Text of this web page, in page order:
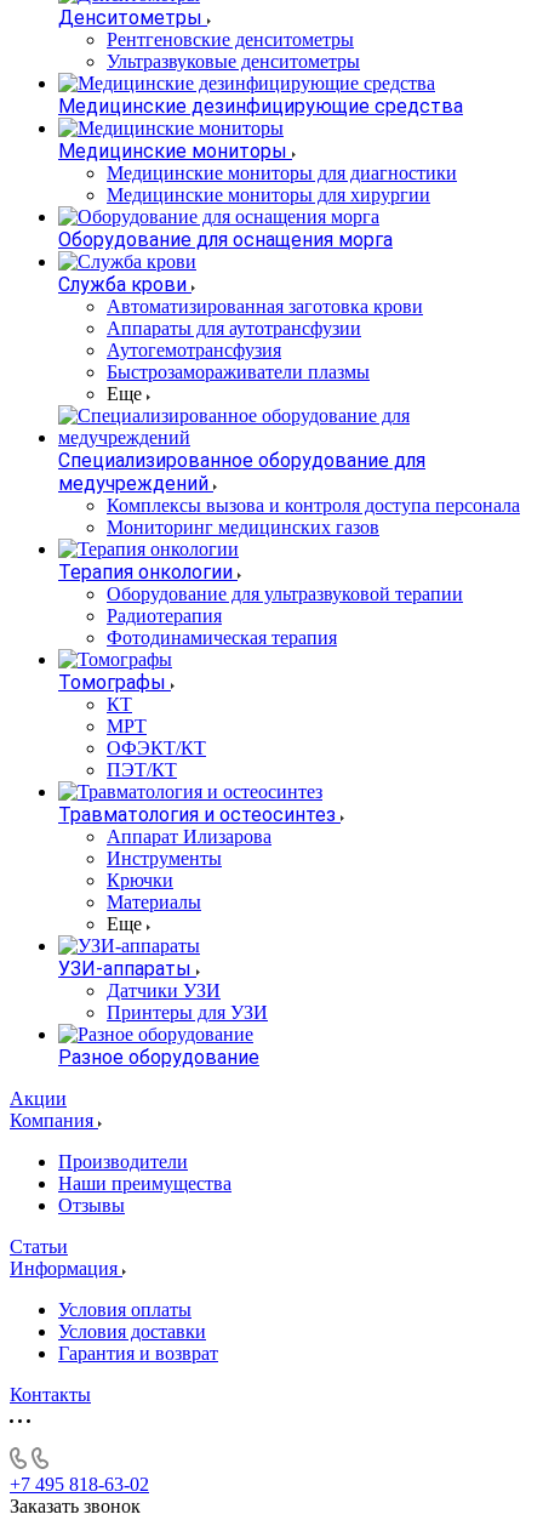
Денситометры
Рентгеновские денситометры
Ультразвуковые денситометры
Медицинские дезинфицирующие средства
Медицинские мониторы
Медицинские мониторы для диагностики
Медицинские мониторы для хирургии
Оборудование для оснащения морга
Служба крови
Автоматизированная заготовка крови
Аппараты для аутотрансфузии
Аутогемотрансфузия
Быстрозамораживатели плазмы
Еще
Специализированное оборудование для
медучреждений
Комплексы вызова и контроля доступа персонала
Мониторинг медицинских газов
Терапия онкологии
Оборудование для ультразвуковой терапии
Радиотерапия
Фотодинамическая терапия
Томографы
КТ
МРТ
ОФЭКТ/КТ
ПЭТ/КТ
Травматология и остеосинтез
Аппарат Илизарова
Инструменты
Крючки
Материалы
Еще
УЗИ-аппараты
Датчики УЗИ
Принтеры для УЗИ
Разное оборудование
Акции
Компания
Производители
Наши преимущества
Отзывы
Статьи
Информация
Условия оплаты
Условия доставки
Гарантия и возврат
Контакты
+7 495 818-63-02
Заказать звонок